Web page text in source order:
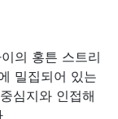
의 홍튼 스트리
밀집되어 있는
심지와 인접해